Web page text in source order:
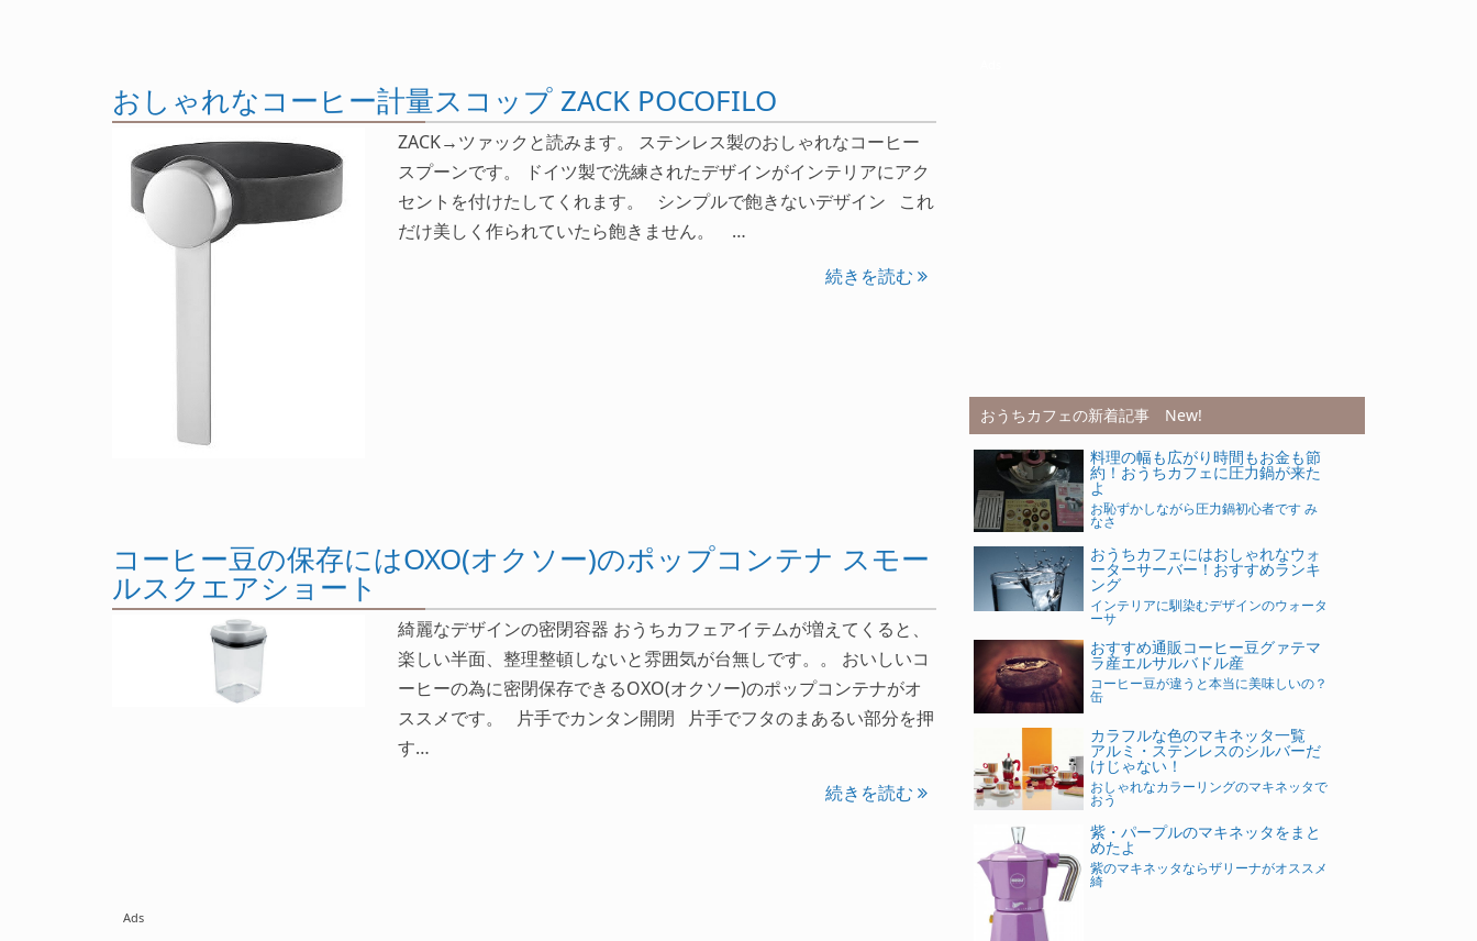
おしゃれなコーヒー計量スコップ ZACK POCOFILO
ZACK→ツァックと読みます。 ステンレス製のおしゃれなコーヒー
スプーンです。 ドイツ製で洗練されたデザインがインテリアにアク
セントを付けたしてくれます。 シンプルで飽きないデザイン これ
だけ美しく作られていたら飽きません。 …
続きを読む
コーヒー豆の保存にはOXO(オクソー)のポップコンテナ スモー
ルスクエアショート
綺麗なデザインの密閉容器 おうちカフェアイテムが増えてくると、
楽しい半面、整理整頓しないと雰囲気が台無しです。。 おいしいコ
ーヒーの為に密閉保存できるOXO(オクソー)のポップコンテナがオ
ススメです。 片手でカンタン開閉 片手でフタのまあるい部分を押
す…
続きを読む
Ads
おうちカフェの新着記事 New!
料理の幅も広がり時間もお金も節
約！おうちカフェに圧力鍋が来た
よ
お恥ずかしながら圧力鍋初心者です み
なさ
おうちカフェにはおしゃれなウォ
ーターサーバー！おすすめランキ
ング
インテリアに馴染むデザインのウォータ
ーサ
おすすめ通販コーヒー豆グァテマ
ラ産エルサルバドル産
コーヒー豆が違うと本当に美味しいの？
缶
カラフルな色のマキネッタ一覧
アルミ・ステンレスのシルバーだ
けじゃない！
おしゃれなカラーリングのマキネッタで
おう
紫・パープルのマキネッタをまと
めたよ
紫のマキネッタならザリーナがオススメ
綺